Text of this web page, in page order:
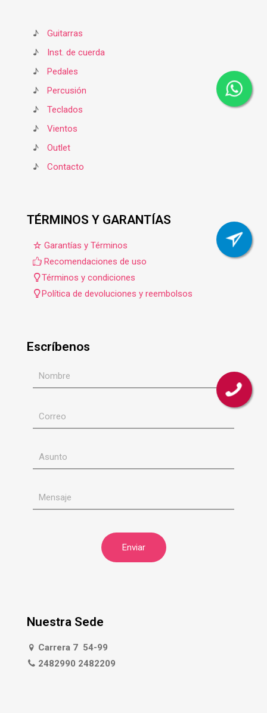
♪
Guitarras
♪
Inst. de cuerda
♪
Pedales
♪
Percusión
♪
Teclados
♪
Vientos
♪
Outlet
♪
Contacto
TÉRMINOS Y GARANTÍAS
Garantías y Términos
Recomendaciones de uso
Términos y condiciones
Política de devoluciones y reembolsos
Escríbenos
Nuestra Sede
Carrera 7 54-99
2482990 2482209